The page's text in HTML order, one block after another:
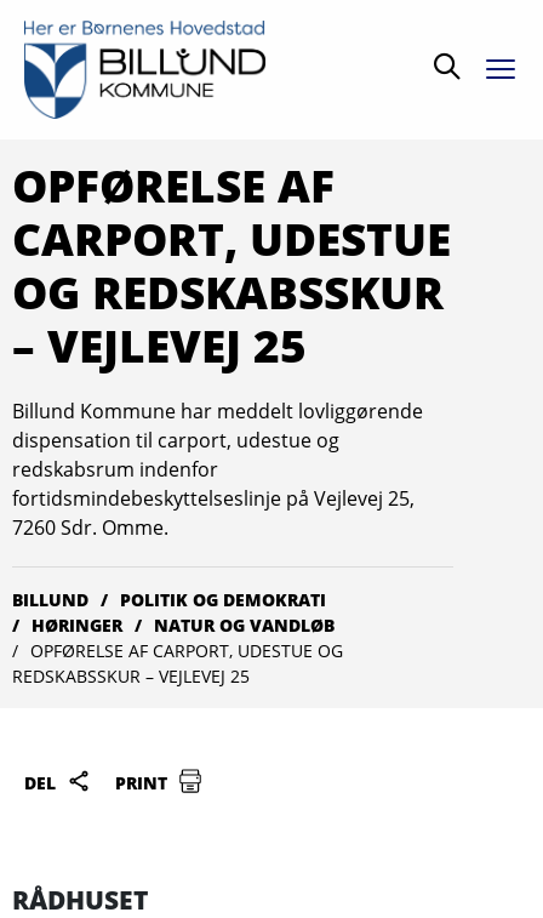
Søg
OPFØRELSE AF
CARPORT, UDESTUE
OG REDSKABSSKUR
– VEJLEVEJ 25
Billund Kommune har meddelt lovliggørende
dispensation til carport, udestue og
redskabsrum indenfor
fortidsmindebeskyttelseslinje på Vejlevej 25,
7260 Sdr. Omme.
BILLUND
POLITIK OG DEMOKRATI
HØRINGER
NATUR OG VANDLØB
OPFØRELSE AF CARPORT, UDESTUE OG
REDSKABSSKUR – VEJLEVEJ 25
DEL PRINT
RÅDHUSET